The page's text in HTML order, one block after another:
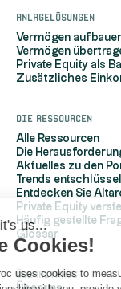
Hi, it's us...
the Cookies!
Altaroc uses cookies
Anlagelösungen
Vermögen
Vermögen
Private Equity als
Zusätzliches
Die Ressourcen
Alle Ressourcen
Die
Aktuelles zu den
Trends
Entdecken Sie
Private Equity
Häufig gestellte
Glossar
ÜberAltaroc